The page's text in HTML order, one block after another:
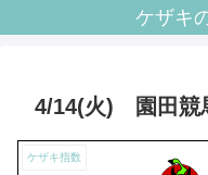
ケザキ
4/14(火) 園田競
ケザキ指数